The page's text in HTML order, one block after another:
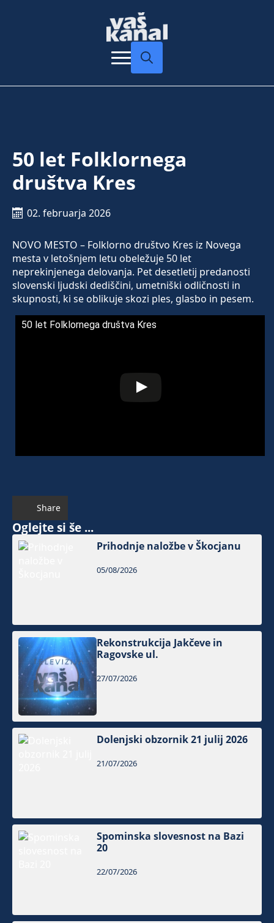
50 let Folklornega
društva Kres
02. februarja 2026
NOVO MESTO – Folklorno društvo Kres iz Novega
mesta v letošnjem letu obeležuje 50 let
neprekinjenega delovanja. Pet desetletij predanosti
slovenski ljudski dediščini, umetniški odličnosti in
skupnosti, ki se oblikuje skozi ples, glasbo in pesem.
50 let Folklornega društva Kres
Share
Oglejte si še ...
Prihodnje naložbe v Škocjanu
05/08/2026
Rekonstrukcija Jakčeve in
Ragovske ul.
27/07/2026
Dolenjski obzornik 21 julij 2026
21/07/2026
Spominska slovesnost na Bazi
20
22/07/2026